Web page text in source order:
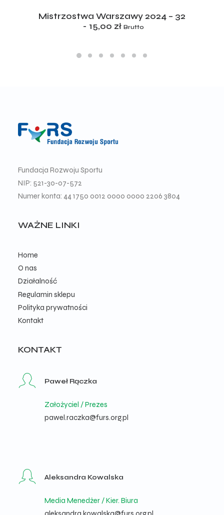
ADD TO CART
Mistrzostwa Warszawy 2024 – 32
15,00 zł Brutto
Fundacja Rozwoju Sportu
NIP: 521-30-07-572
Numer konta: 44 1750 0012 0000 0000 2206 3804
WAŻNE LINKI
Home
O nas
Działalność
Regulamin sklepu
Polityka prywatności
Kontakt
KONTAKT
Paweł Rączka
Założyciel / Prezes
pawel.raczka@furs.org.pl
Aleksandra Kowalska
Media Menedżer / Kier. Biura